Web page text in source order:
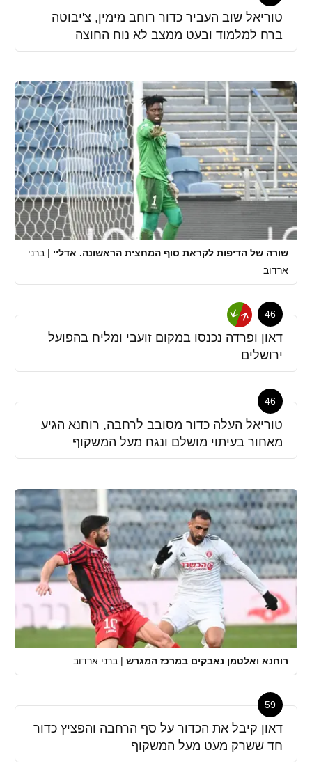
טוריאל שוב העביר כדור רוחב מימין, צ'יבוטה
ברח למלמוד ובעט ממצב לא נוח החוצה
שורה של הדיפות לקראת סוף המחצית הראשונה. אדליי | ברני
ארדוב
46
דאון ופרדה נכנסו במקום זועבי ומליח בהפועל
ירושלים
46
טוריאל העלה כדור מסובב לרחבה, רוחנא הגיע
מאחור בעיתוי מושלם ונגח מעל המשקוף
רוחנא ואלטמן נאבקים במרכז המגרש | ברני ארדוב
59
דאון קיבל את הכדור על סף הרחבה והפציץ כדור
חד ששרק מעט מעל המשקוף